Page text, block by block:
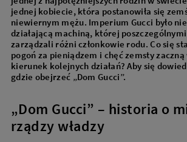
jednej kobiecie, która postanowiła się
niewiernym mężu. Imperium Gucci było
działającą machiną, której
zarządzali różni członkowie rodu. Co się
pogoń za pieniądzem i chęć zemsty
kierunek kolejnych działań? Aby się
gdzie obejrzeć „Dom Gucci”.
„Dom Gucci” – historia o
rządzy władzy